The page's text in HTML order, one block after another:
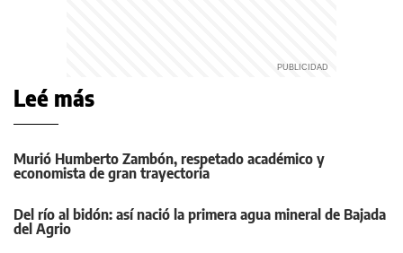
Leé más
Murió Humberto Zambón, respetado académico y
economista de gran trayectoria
Del río al bidón: así nació la primera agua mineral de Bajada
del Agrio